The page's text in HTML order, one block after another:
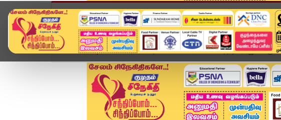
முகப்பு விளையாட்டு அண்மை தமிழ்நாடு சினிமா
Home வீடியோ ஸ்டோரி Special Honour Award | நடிகர் ரஜினிக்கு